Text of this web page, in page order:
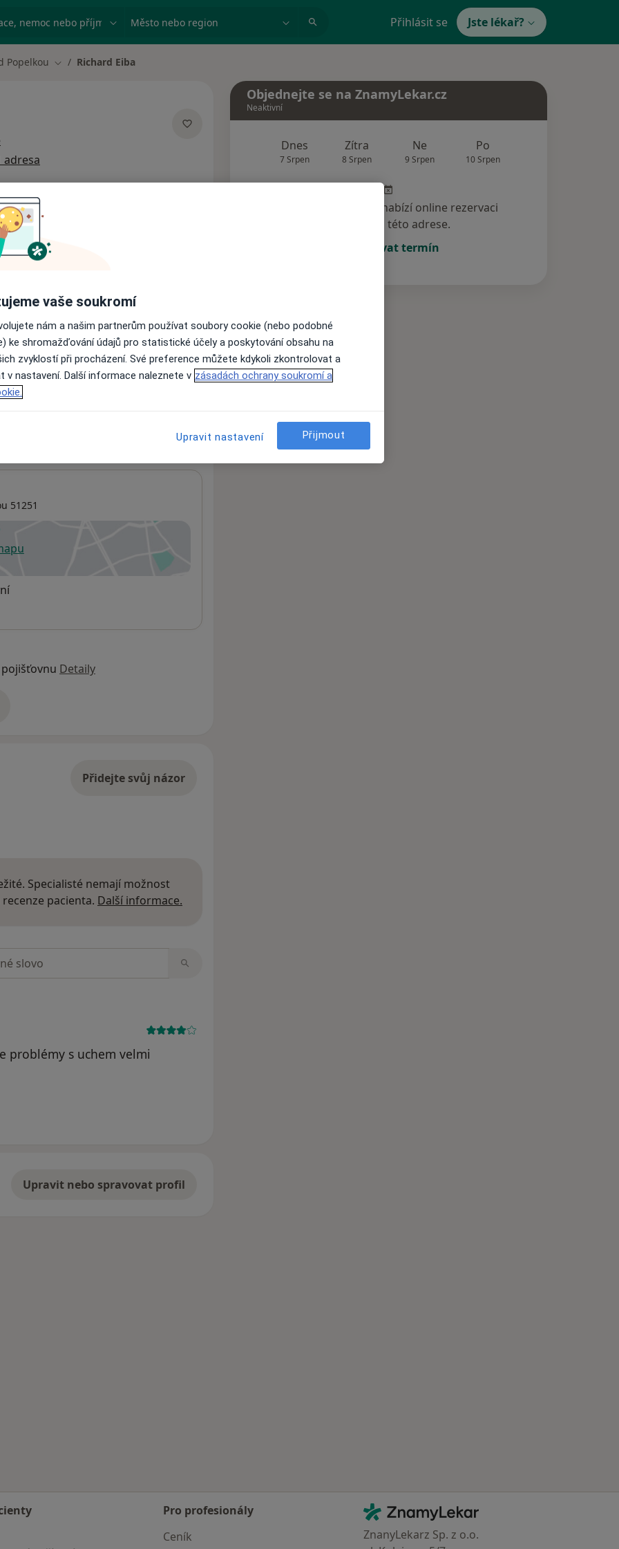
nemoc nebo příjmení Město nebo region Přihlásit se Jste lékař?
Popelkou Změna města
Richard Eiba
adresa
nejsou k dispozici
informace o svých službách.
51251
v nové záložce
Detaily
Přidejte svůj názor
Specialisté nemají možnost
pacienta. Další informace.
problémy s uchem velmi
Upravit nebo spravovat profil
Objednejte se na ZnamyLekar.cz
Neaktivní
Dnes
7 Srpen
Zítra
8 Srpen
Ne
9 Srpen
Po
10 Srpen
Tento specialista nenabízí online rezervaci
termínu na této adrese.
Rezervovat termín
Pro profesionály
Ceník
Kontakt
ZnamyLekar - Hlavní stránka
ZnanyLekarz Sp. z o.o.
vaše soukromí
nám a našim partnerům používat soubory cookie (nebo podobné
ke shromažďování údajů pro statistické účely a poskytování obsahu na
zvyklostí při procházení. Své preference můžete kdykoli zkontrolovat a
v nastavení. Další informace naleznete v zásadách ochrany soukromí a
Upravit nastavení Přijmout